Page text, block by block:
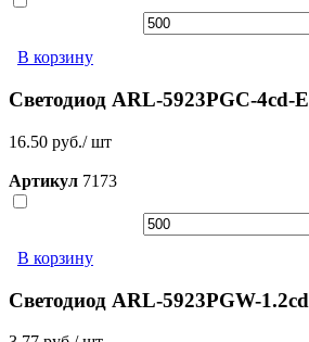
В корзину
Светодиод ARL-5923PGC-4cd-E
16.50 руб./ шт
Артикул 7173
В корзину
Светодиод ARL-5923PGW-1.2cd